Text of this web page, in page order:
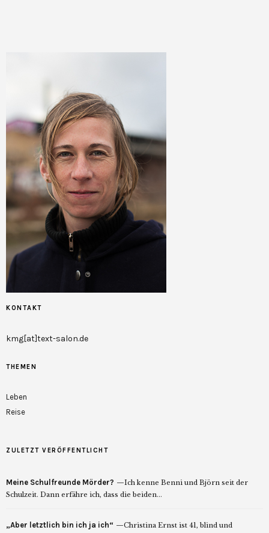
KONTAKT
kmg[at]text-salon.de
THEMEN
Leben
Reise
ZULETZT VERÖFFENTLICHT
Meine Schulfreunde Mörder?
Ich kenne Benni und Björn seit der
Schulzeit. Dann erfähre ich, dass die beiden...
„Aber letztlich bin ich ja ich“
Christina Ernst ist 41, blind und